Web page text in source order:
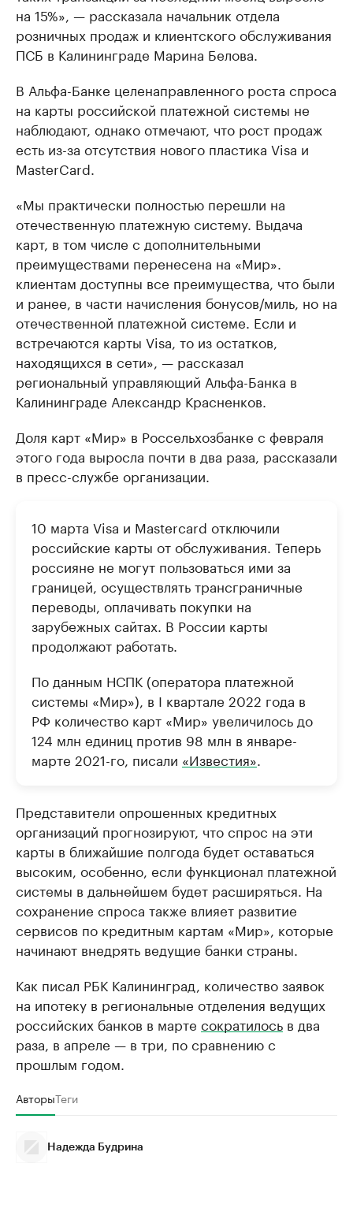
на 15%», — рассказала начальник отдела
розничных продаж и клиентского обслуживания
ПСБ в Калининграде Марина Белова.
В Альфа-Банке целенаправленного роста спроса
на карты российской платежной системы не
наблюдают, однако отмечают, что рост продаж
есть из-за отсутствия нового пластика Visa и
MasterCard.
«Мы практически полностью перешли на
отечественную платежную систему. Выдача
карт, в том числе с дополнительными
преимуществами перенесена на «Мир».
клиентам доступны все преимущества, что были
и ранее, в части начисления бонусов/миль, но на
отечественной платежной системе. Если и
встречаются карты Visa, то из остатков,
находящихся в сети», — рассказал
региональный управляющий Альфа-Банка в
Калининграде Александр Красненков.
Доля карт «Мир» в Россельхозбанке с февраля
этого года выросла почти в два раза, рассказали
в пресс-службе организации.
10 марта Visa и Mastercard отключили
российские карты от обслуживания. Теперь
россияне не могут пользоваться ими за
границей, осуществлять трансграничные
переводы, оплачивать покупки на
зарубежных сайтах. В России карты
продолжают работать.
По данным НСПК (оператора платежной
системы «Мир»), в I квартале 2022 года в
РФ количество карт «Мир» увеличилось до
124 млн единиц против 98 млн в январе-
марте 2021-го, писали «Известия»
Представители опрошенных кредитных
организаций прогнозируют, что спрос на эти
карты в ближайшие полгода будет оставаться
высоким, особенно, если функционал платежной
системы в дальнейшем будет расширяться. На
сохранение спроса также влияет развитие
сервисов по кредитным картам «Мир», которые
начинают внедрять ведущие банки страны.
Как писал РБК Калининград, количество заявок
на ипотеку в региональные отделения ведущих
российских банков в марте сократилось в два
раза, в апреле — в три, по сравнению с
прошлым годом.
АвторыТеги
Надежда Будрина